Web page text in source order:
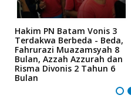
Hakim PN Batam Vonis 3
Terdakwa Berbeda - Beda,
Fahrurazi Muazamsyah 8
Bulan, Azzah Azzurah dan
Risma Divonis 2 Tahun 6
Bulan